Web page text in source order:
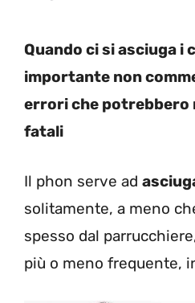
Quando ci si asciuga i
importante non
errori che potrebbero
fatali
Il phon serve ad
solitamente, a meno
spesso dal
più o meno frequente,